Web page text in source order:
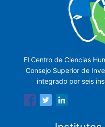
El Centro de Ciencias
Consejo Superior de
integrado por seis